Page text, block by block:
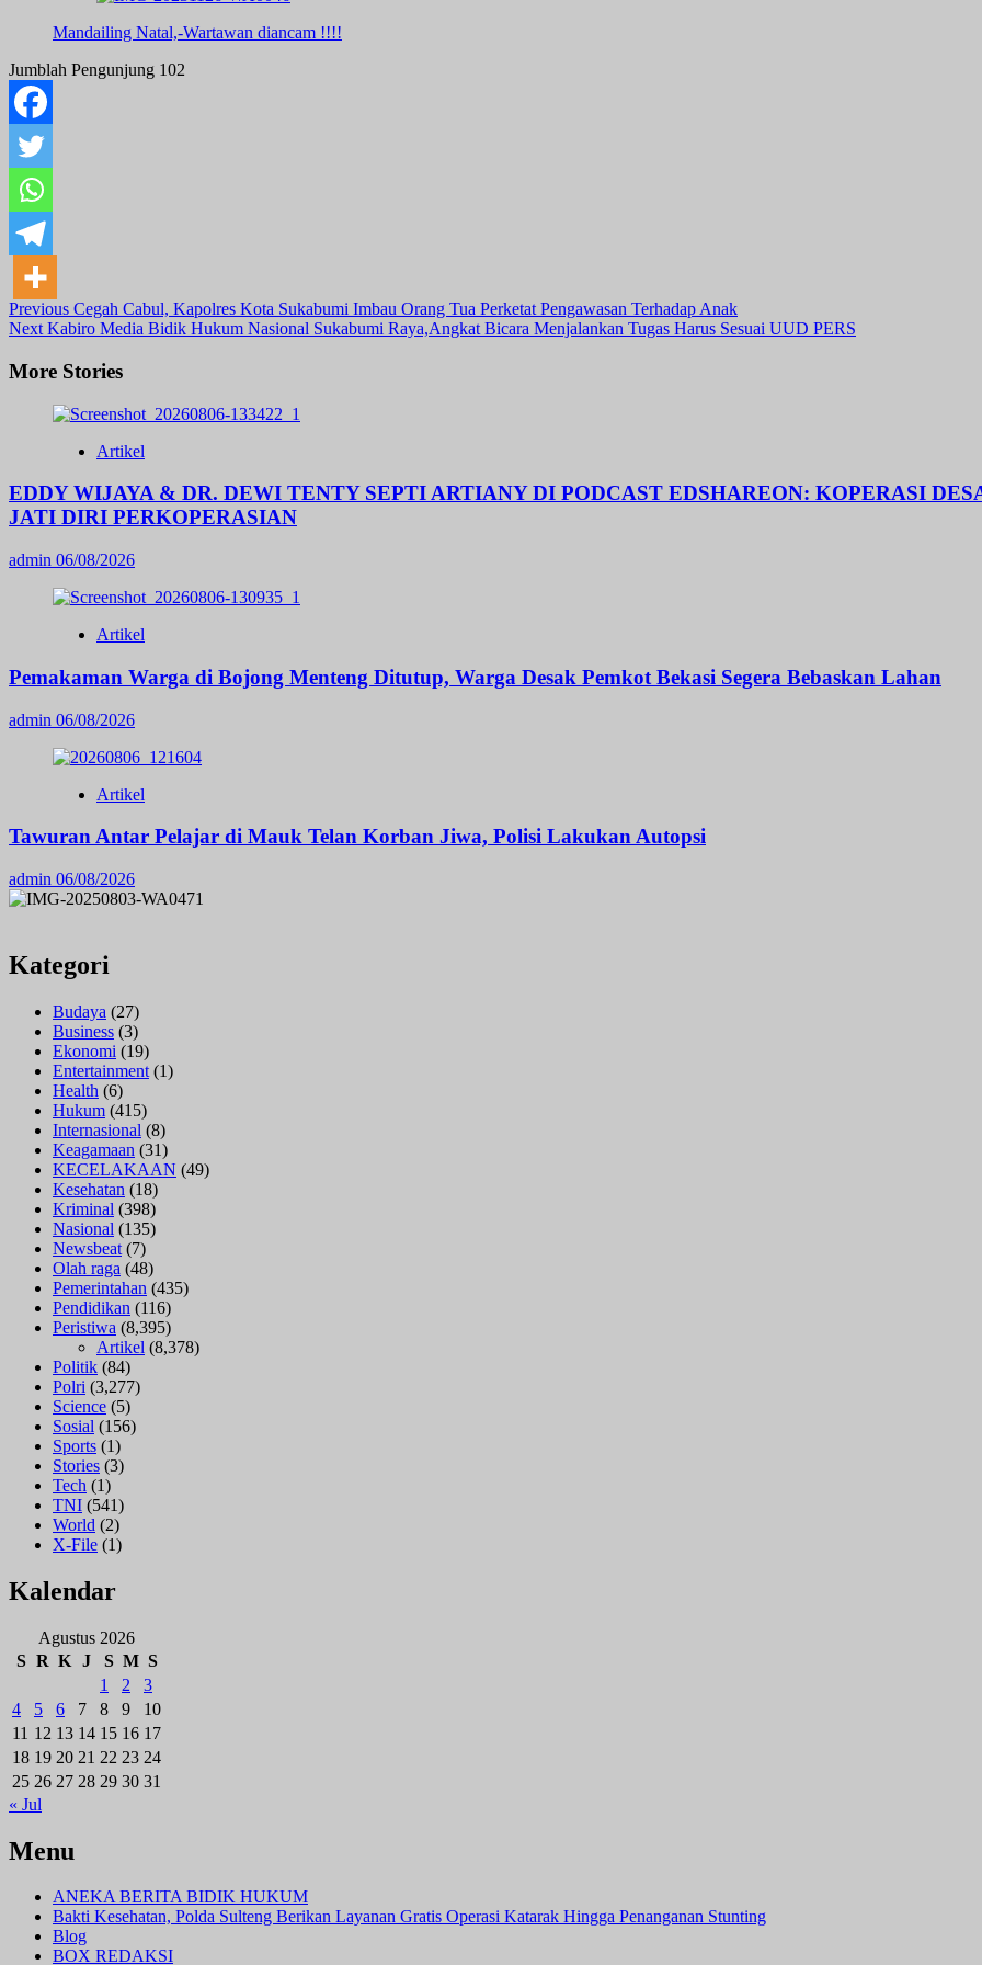
Mandailing Natal,-Wartawan diancam !!!!
Jumblah Pengunjung 102
Post
Navigation
Previous Cegah Cabul, Kapolres Kota Sukabumi Imbau Orang Tua Perketat Pengawasan Terhadap Anak
Next Kabiro Media Bidik Hukum Nasional Sukabumi Raya,Angkat Bicara Menjalankan Tugas Harus Sesuai UUD PERS
More Stories
Artikel
EDDY WIJAYA & DR. DEWI TENTY SEPTI ARTIANY DI PODCAST EDSHAREON: KOPERASI
JATI DIRI PERKOPERASIAN
admin 06/08/2026
Artikel
Pemakaman Warga di Bojong Menteng Ditutup, Warga Desak Pemkot Bekasi Segera Bebaskan Lahan
admin 06/08/2026
Artikel
Tawuran Antar Pelajar di Mauk Telan Korban Jiwa, Polisi Lakukan Autopsi
admin 06/08/2026
Kategori
Budaya (27)
Business (3)
Ekonomi (19)
Entertainment (1)
Health (6)
Hukum (415)
Internasional (8)
Keagamaan (31)
KECELAKAAN (49)
Kesehatan (18)
Kriminal (398)
Nasional (135)
Newsbeat (7)
Olah raga (48)
Pemerintahan (435)
Pendidikan (116)
Peristiwa (8,395)
Artikel (8,378)
Politik (84)
Polri (3,277)
Science (5)
Sosial (156)
Sports (1)
Stories (3)
Tech (1)
TNI (541)
World (2)
X-File (1)
Kalendar
Agustus 2026
S R K J S M S
1
2
3
4
5 6 7 8 9
10
11 12 13 14 15 16 17
18 19 20 21 22 23 24
25 26 27 28 29 30 31
« Jul
Menu
ANEKA BERITA BIDIK HUKUM
Bakti Kesehatan, Polda Sulteng Berikan Layanan Gratis Operasi Katarak Hingga Penanganan Stunting
Blog
BOX REDAKSI